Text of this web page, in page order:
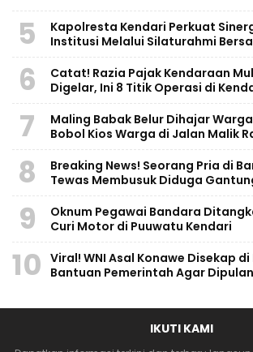
5
Kapolresta Kendari Perkuat
Institusi Melalui Silaturahmi
6
Catat! Razia Pajak Kendaraan
Digelar, Ini 8 Titik Operasi di
7
Maling Babak Belur Dihajar
Bobol Kios Warga di Jalan Malik
8
Breaking News! Seorang Pria di
Tewas Membusuk Diduga
9
Oknum Pegawai Bandara
Curi Motor di Puuwatu Kendari
10 Viral! WNI Asal Konawe Disekap
Bantuan Pemerintah Agar
IKUTI KAMI